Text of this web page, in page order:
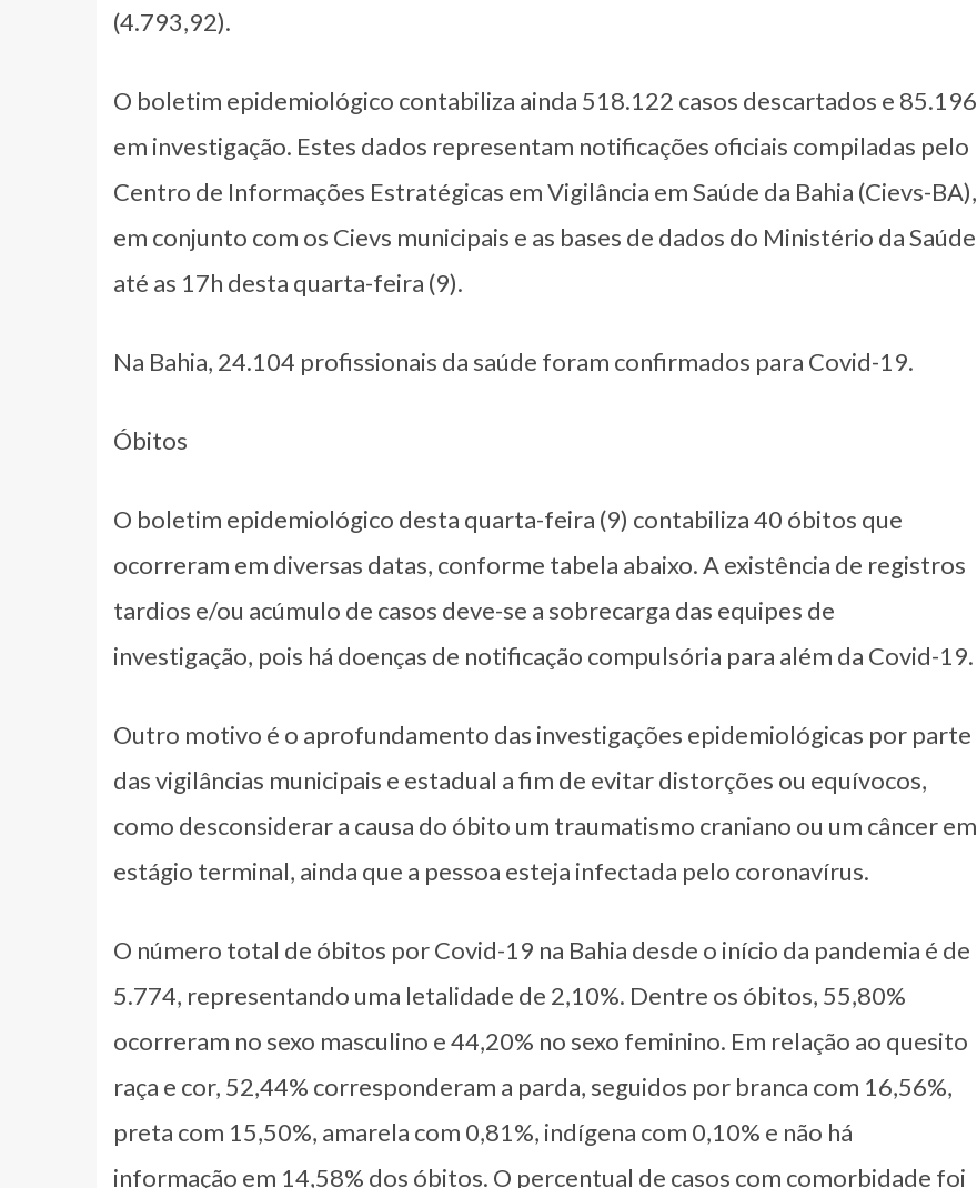
(4.793,92).
O boletim epidemiológico contabiliza ainda 518.122 casos descartados e 85.196
em investigação. Estes dados representam notificações oficiais compiladas pelo
Centro de Informações Estratégicas em Vigilância em Saúde da Bahia (Cievs-BA),
em conjunto com os Cievs municipais e as bases de dados do Ministério da Saúde
até as 17h desta quarta-feira (9).
Na Bahia, 24.104 profissionais da saúde foram confirmados para Covid-19.
Óbitos
O boletim epidemiológico desta quarta-feira (9) contabiliza 40 óbitos que
ocorreram em diversas datas, conforme tabela abaixo. A existência de registros
tardios e/ou acúmulo de casos deve-se a sobrecarga das equipes de
investigação, pois há doenças de notificação compulsória para além da Covid-19.
Outro motivo é o aprofundamento das investigações epidemiológicas por parte
das vigilâncias municipais e estadual a fim de evitar distorções ou equívocos,
como desconsiderar a causa do óbito um traumatismo craniano ou um câncer em
estágio terminal, ainda que a pessoa esteja infectada pelo coronavírus.
O número total de óbitos por Covid-19 na Bahia desde o início da pandemia é de
5.774, representando uma letalidade de 2,10%. Dentre os óbitos, 55,80%
ocorreram no sexo masculino e 44,20% no sexo feminino. Em relação ao quesito
raça e cor, 52,44% corresponderam a parda, seguidos por branca com 16,56%,
preta com 15,50%, amarela com 0,81%, indígena com 0,10% e não há
informação em 14,58% dos óbitos. O percentual de casos com comorbidade foi